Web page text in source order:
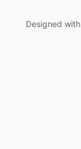
Designed with